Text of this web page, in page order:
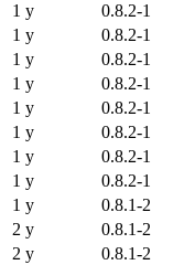
1 y
0.8.2-1
1 y
0.8.2-1
1 y
0.8.2-1
1 y
0.8.2-1
1 y
0.8.2-1
1 y
0.8.2-1
1 y
0.8.2-1
1 y
0.8.2-1
1 y
0.8.1-2
2 y
0.8.1-2
2 y
0.8.1-2